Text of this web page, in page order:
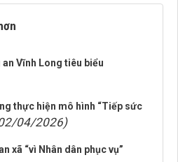
Vĩnh Long tiêu biểu
thực hiện mô hình “Tiếp sức
04/2026)
xã “vì Nhân dân phục vụ”